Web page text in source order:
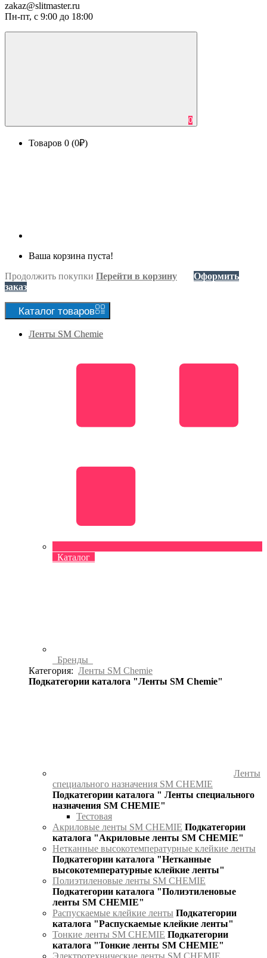
zakaz@slitmaster.ru
Пн-пт, с 9:00 до 18:00
0
Товаров 0 (0₽)
Ваша корзина пуста!
Продолжить покупки Перейти в корзину
Оформить
заказ
Каталог товаров
Ленты SM Chemie
Каталог
Бренды
Категория: Ленты SM Chemie
Подкатегории каталога "Ленты SM Chemie"
Ленты
специального назначения SM CHEMIE
Подкатегории каталога " Ленты специального
назначения SM CHEMIE"
Тестовая
Акриловые ленты SM CHEMIE Подкатегории
каталога "Акриловые ленты SM CHEMIE"
Нетканные высокотемпературные клейкие ленты
Подкатегории каталога "Нетканные
высокотемпературные клейкие ленты"
Полиэтиленовые ленты SM CHEMIE
Подкатегории каталога "Полиэтиленовые
ленты SM CHEMIE"
Распускаемые клейкие ленты Подкатегории
каталога "Распускаемые клейкие ленты"
Тонкие ленты SM CHEMIE Подкатегории
каталога "Тонкие ленты SM CHEMIE"
Электротехнические ленты SM CHEMIE